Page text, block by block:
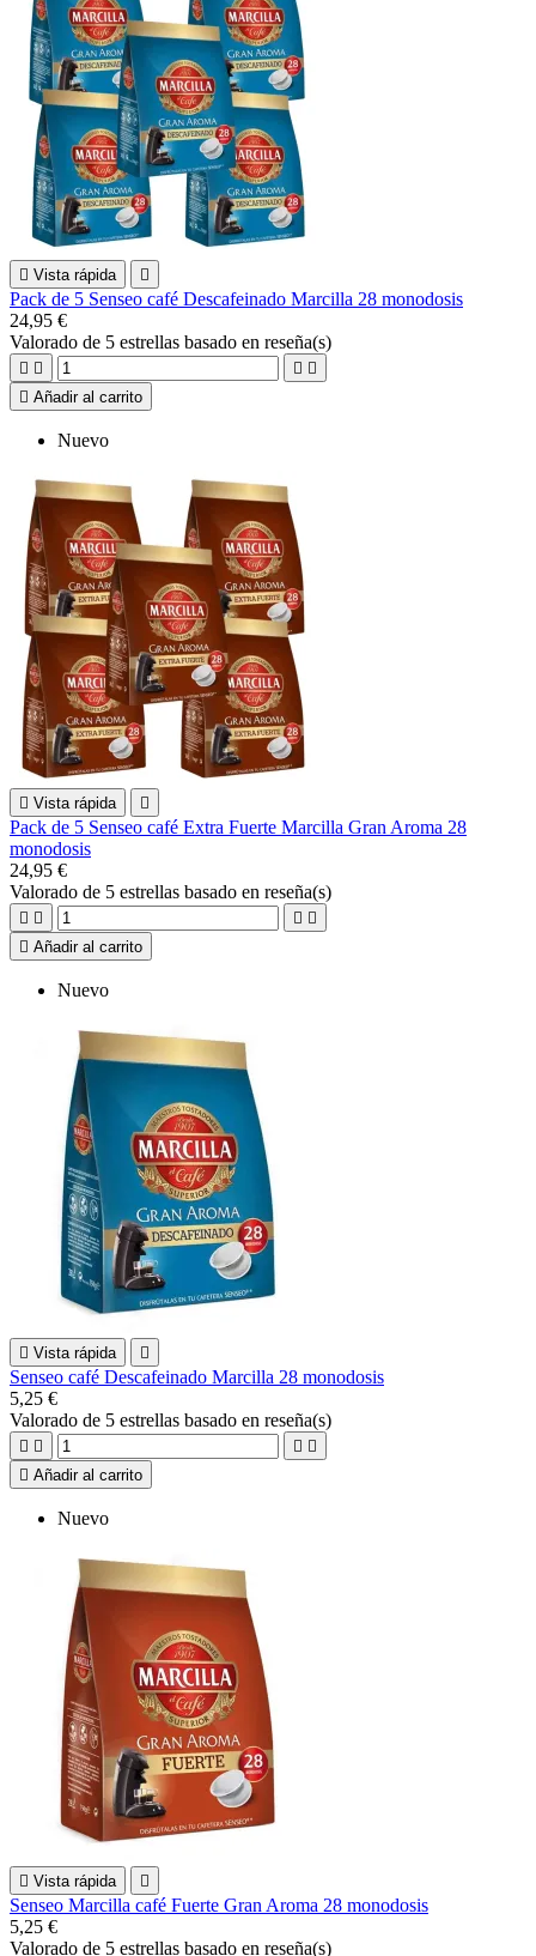
 Vista rápida 
Pack de 5 Senseo café Descafeinado Marcilla 28 monodosis
24,95 €
Valorado de 5 estrellas basado en reseña(s)
   
 Añadir al carrito
Nuevo
 Vista rápida 
Pack de 5 Senseo café Extra Fuerte Marcilla Gran Aroma 28
monodosis
24,95 €
Valorado de 5 estrellas basado en reseña(s)
   
 Añadir al carrito
Nuevo
 Vista rápida 
Senseo café Descafeinado Marcilla 28 monodosis
5,25 €
Valorado de 5 estrellas basado en reseña(s)
   
 Añadir al carrito
Nuevo
 Vista rápida 
Senseo Marcilla café Fuerte Gran Aroma 28 monodosis
5,25 €
Valorado de 5 estrellas basado en reseña(s)